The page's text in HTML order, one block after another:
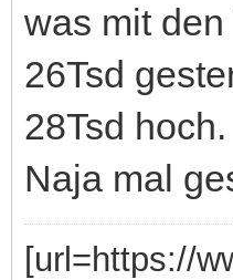
was mit
26Tsd
28Tsd hoch.
Naja mal
[url=https://